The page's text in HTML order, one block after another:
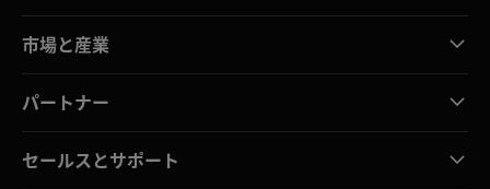
市場と産業
パートナー
セールスとサポート